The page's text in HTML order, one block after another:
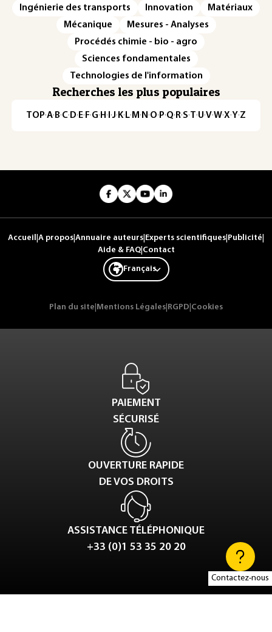
Contactez-nous
Ingénierie des transports
Innovation
Matériaux
Mécanique
Mesures - Analyses
Procédés chimie - bio - agro
Sciences fondamentales
Technologies de l'information
Recherches les plus populaires
TOP·A·B·C· D· E· F·G· H · ·J· K· L· M · N ·O· P·Q· R·S·T·U·V·W·X·Y·Z
Accueil A propos Annuaire auteurs Experts scientifiques Publicité
Aide & FAQ| Contact
Français
Plan du site Mentions Légales RGPD Cookies
PAIEMENT
SÉCURISÉ
OUVERTURE RAPIDE
DE VOS DROITS
ASSISTANCE TÉLÉPHONIQUE
+33 (0)1 53 35 20 20